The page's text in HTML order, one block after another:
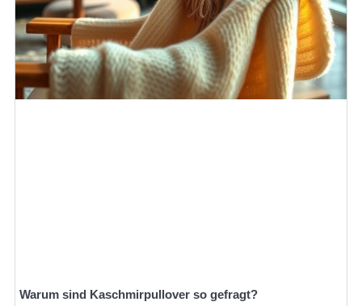
Warum sind Kaschmirpullover so gefragt?